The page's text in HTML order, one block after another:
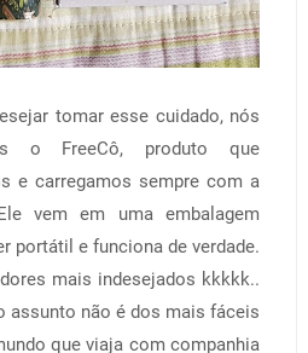
tomar esse cuidado, nós
o FreeCô, produto que
e carregamos sempre com a
vem em uma embalagem
portátil e funciona de verdade.
mais indesejados kkkkk..
assunto não é dos mais fáceis
que viaja com companhia